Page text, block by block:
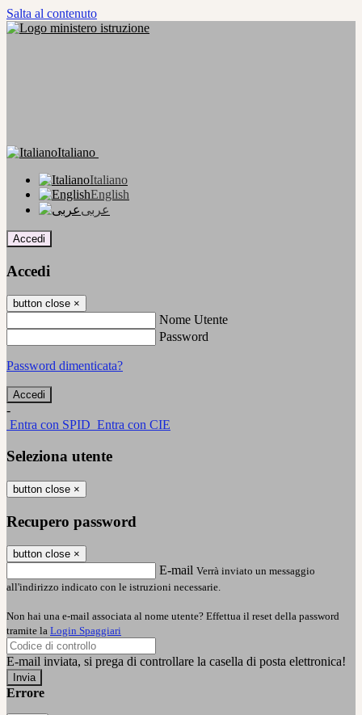
Salta al contenuto
Italiano
Italiano
English
عربى
Accedi
Accedi
button close ×
Nome Utente
Password
Password dimenticata?
-
Entra con SPID Entra con CIE
Seleziona utente
button close ×
Recupero password
button close ×
E-mail Verrà inviato un messaggio
all'indirizzo indicato con le istruzioni necessarie.
Non hai una e-mail associata al nome utente? Effettua il reset della password
tramite la Login Spaggiari
E-mail inviata, si prega di controllare la casella di posta elettronica!
Errore